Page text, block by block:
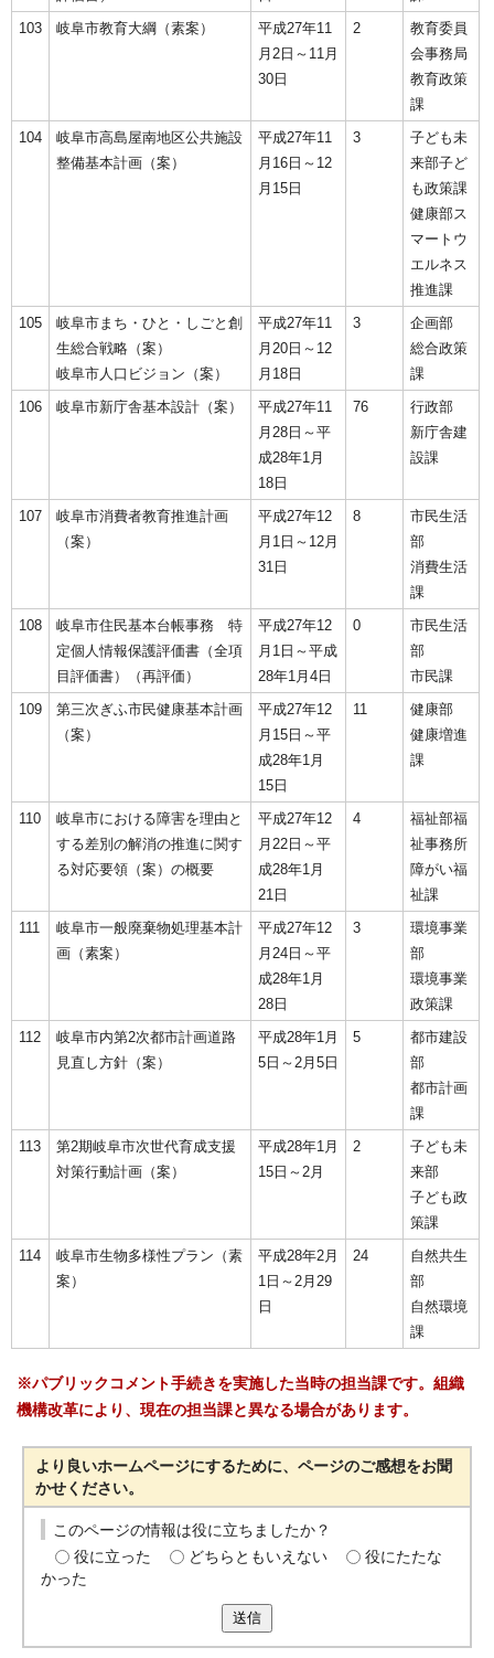
103
岐阜市教育大綱（素案）
平成27年11
月2日～11月
30日
2
教育委員
会事務局
教育政策
課
104
岐阜市高島屋南地区公共施設
整備基本計画（案）
平成27年11
月16日～12
月15日
3
子ども未
来部子ど
も政策課
健康部ス
マートウ
エルネス
推進課
105
岐阜市まち・ひと・しごと創
生総合戦略（案）
岐阜市人口ビジョン（案）
平成27年11
月20日～12
月18日
3
企画部
総合政策
課
106
岐阜市新庁舎基本設計（案）
平成27年11
月28日～平
成28年1月
18日
76
行政部
新庁舎建
設課
107
岐阜市消費者教育推進計画
（案）
平成27年12
月1日～12月
31日
8
市民生活
部
消費生活
課
108
岐阜市住民基本台帳事務 特
定個人情報保護評価書（全項
目評価書）（再評価）
平成27年12
月1日～平成
28年1月4日
0
市民生活
部
市民課
109
第三次ぎふ市民健康基本計画
（案）
平成27年12
月15日～平
成28年1月
15日
11
健康部
健康増進
課
110
岐阜市における障害を理由と
する差別の解消の推進に関す
る対応要領（案）の概要
平成27年12
月22日～平
成28年1月
21日
4
福祉部福
祉事務所
障がい福
祉課
111
岐阜市一般廃棄物処理基本計
画（素案）
平成27年12
月24日～平
成28年1月
28日
3
環境事業
部
環境事業
政策課
112
岐阜市内第2次都市計画道路
見直し方針（案）
平成28年1月
5日～2月5日
5
都市建設
部
都市計画
課
113
第2期岐阜市次世代育成支援
対策行動計画（案）
平成28年1月
15日～2月
2
子ども未
来部
子ども政
策課
114
岐阜市生物多様性プラン（素
案）
平成28年2月
1日～2月29
日
24
自然共生
部
自然環境
課
※パブリックコメント手続きを実施した当時の担当課です。組織
機構改革により、現在の担当課と異なる場合があります。
より良いホームページにするために、ページのご感想をお聞
かせください。
このページの情報は役に立ちましたか？
役に立った
どちらともいえない
役にたたな
かった
送信